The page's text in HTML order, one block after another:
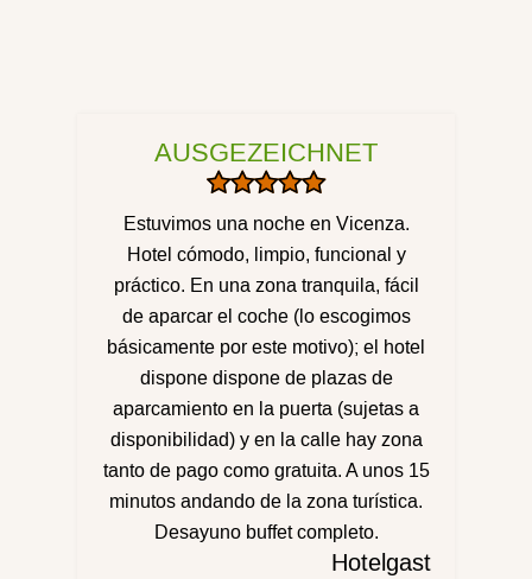
AUSGEZEICHNET
Estuvimos una noche en Vicenza.
Hotel cómodo, limpio, funcional y
práctico. En una zona tranquila, fácil
de aparcar el coche (lo escogimos
básicamente por este motivo); el hotel
dispone dispone de plazas de
aparcamiento en la puerta (sujetas a
disponibilidad) y en la calle hay zona
tanto de pago como gratuita. A unos 15
minutos andando de la zona turística.
Desayuno buffet completo.
Hotelgast